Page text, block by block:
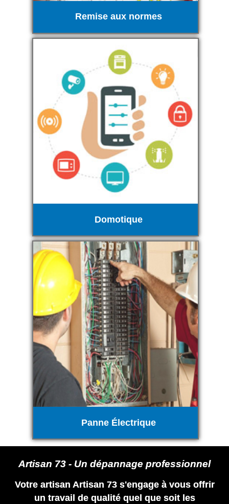
Remise aux normes
Domotique
Panne Électrique
Artisan 73 - Un dépannage professionnel
Votre artisan Artisan 73 s'engage à vous offrir
un travail de qualité quel que soit les